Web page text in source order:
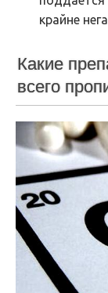
крайне
Какие
всего